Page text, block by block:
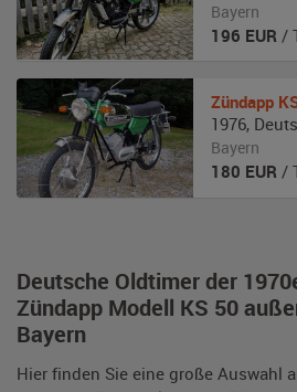
Deutsche Oldtimer der
Zündapp Modell KS 50
Bayern
Hier finden Sie eine große Auswahl
Bayern
196 EUR /
Zündapp
1976,
Bayern
180 EUR /